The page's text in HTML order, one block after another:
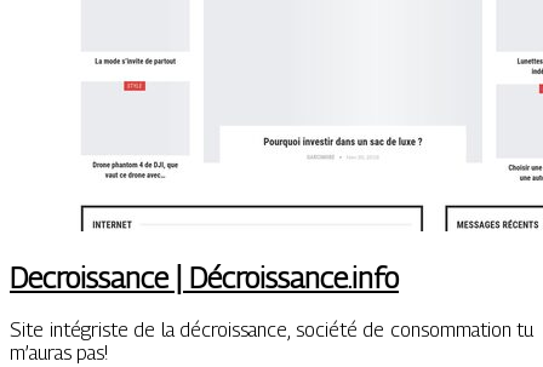
Decrois­san­ce | Décrois­san­ce.info
Site intégriste de la décroissance, société de consommation tu
m’auras pas!